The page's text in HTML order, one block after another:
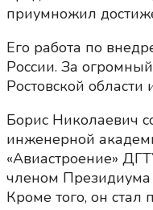
приумножил
Его работа по
России. За
Ростовской
Борис Николаевич
инженерной
«Авиастроение»
членом Президиума
Кроме того, он стал